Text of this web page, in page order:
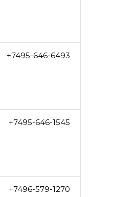
+7495-646-6493
+7495-646-1545
+7496-579-1270